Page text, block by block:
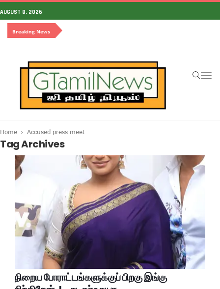
AUGUST 8, 2026
Breaking News
Home Accused press meet
Tag Archives
நிறைய போராட்டங்களுக்குப் பிறகு இங்கு